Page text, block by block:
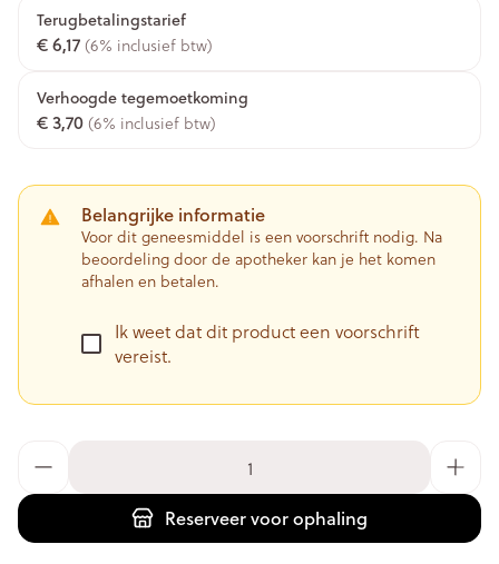
Terugbetalingstarief
€ 6,17(6% inclusief btw)
Verhoogde tegemoetkoming
€ 3,70(6% inclusief btw)
Belangrijke informatie
Voor dit geneesmiddel is een voorschrift nodig. Na
beoordeling door de apotheker kan je het komen
afhalen en betalen.
Ik weet dat dit product een voorschrift
vereist.
Reserveervoor ophaling